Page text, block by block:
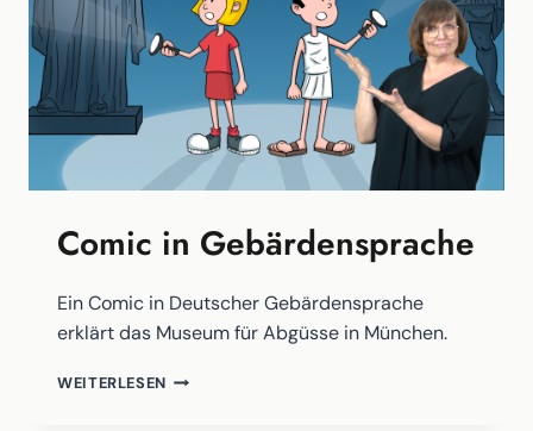
Comic in Gebärdensprache
Ein Comic in Deutscher Gebärdensprache
erklärt das Museum für Abgüsse in München.
WEITERLESEN COMIC